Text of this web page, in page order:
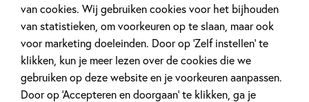
van cookies. Wij gebruiken cookies voor het bijhouden
van statistieken, om voorkeuren op te slaan, maar ook
voor marketing doeleinden. Door op ‘Zelf instellen’ te
klikken, kun je meer lezen over de cookies die we
gebruiken op deze website en je voorkeuren aanpassen.
Door op ‘Accepteren en doorgaan’ te klikken, ga je
Dit is geen dagboek
Erna Sassen
18,99
Truth or dare
Wieke van Oordt
4,99